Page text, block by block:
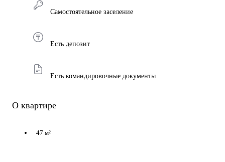
Самостоятельное заселение
Есть депозит
Есть командировочные документы
О квартире
47 м²